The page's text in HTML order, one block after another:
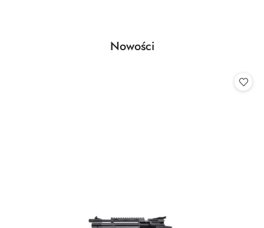
Pomiń karuzelę produktów
Produkty
Nowości